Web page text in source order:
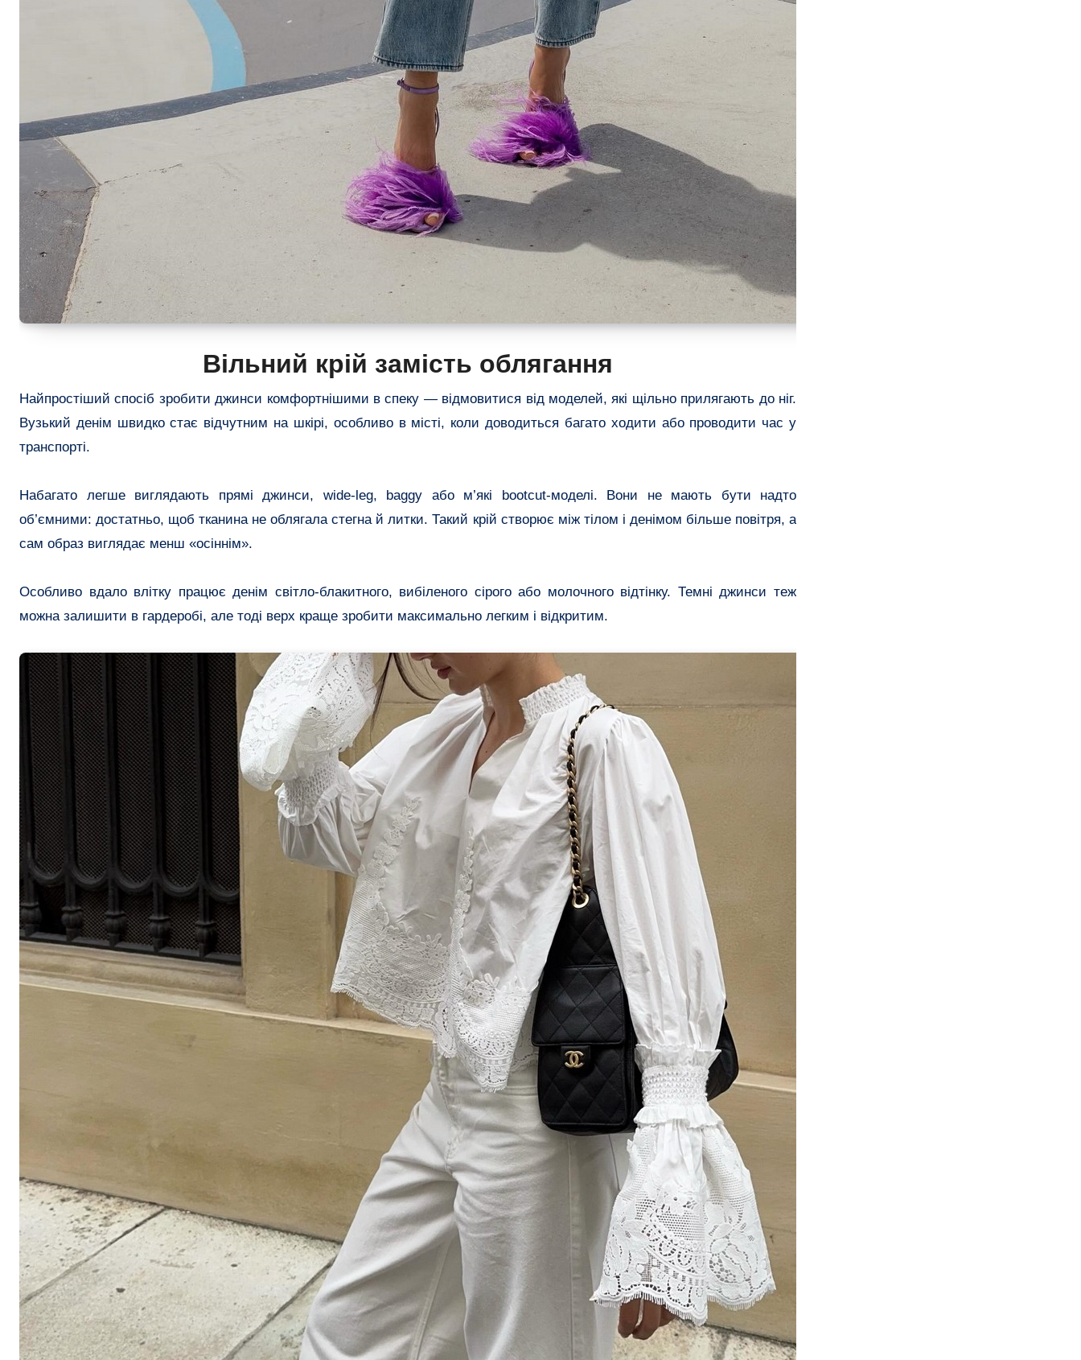
Вільний крій замість облягання
Найпростіший спосіб зробити джинси комфортнішими в спеку — відмовитися від моделей, які щільно прилягають до ніг.
Вузький денім швидко стає відчутним на шкірі, особливо в місті, коли доводиться багато ходити або проводити час у
транспорті.
Набагато легше виглядають прямі джинси, wide-leg, baggy або м’які bootcut-моделі. Вони не мають бути надто
об’ємними: достатньо, щоб тканина не облягала стегна й литки. Такий крій створює між тілом і денімом більше повітря, а
сам образ виглядає менш «осіннім».
Особливо вдало влітку працює денім світло-блакитного, вибіленого сірого або молочного відтінку. Темні джинси теж
можна залишити в гардеробі, але тоді верх краще зробити максимально легким і відкритим.